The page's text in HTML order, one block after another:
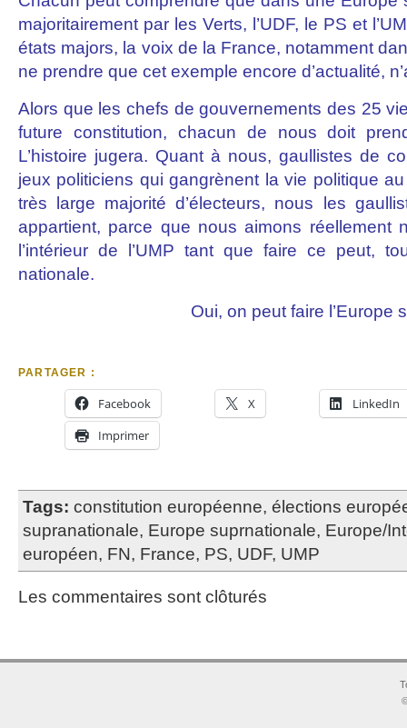
majoritairement par les Verts, l’UDF, le PS et
états majors, la voix de la France, notamment
ne prendre que cet exemple encore d’actualité,
Alors que les chefs de gouvernements des 25
future constitution, chacun de nous doit
L’histoire jugera. Quant à nous, gaullistes de
jeux politiciens qui gangrènent la vie politique
très large majorité d’électeurs, nous les
appartient, parce que nous aimons réellement
l’intérieur de l’UMP tant que faire ce peut,
nationale.
Oui, on peut faire l’Europe
PARTAGER :
Facebook X
LinkedIn
Imprimer
Tags: constitution européenne, élections
supranationale, Europe suprnationale, Europe/
européen, FN, France, PS, UDF, UMP
Les commentaires sont clôturés